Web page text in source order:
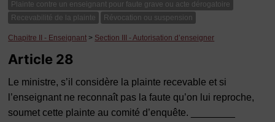
Plainte contre un enseignant pour faute grave ou acte dérogatoire
Recevabilité de la plainte
Révocation ou suspension
Chapitre II - Enseignant > Section III - Autorisation d’enseigner
Article 28
Le ministre, s’il considère la plainte recevable et si
l’enseignant ne reconnaît pas la faute qu’on lui reproche,
soumet cette plainte au comité d’enquête. ________